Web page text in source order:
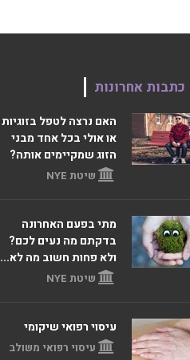
כתבות אחרונות
האם נרצה לטפל בזוגיות
או אולי בכל אחד מבני
הזוג שמקיימים אותה?
שיטת NYE
מתי בפעם האחרונה
בדקתם מה נעים לכם?
ולא פחות חשוב מה לא...
שיטת NYE
עיסוי רפואי שיקומי
עיסוי רפואי משולב